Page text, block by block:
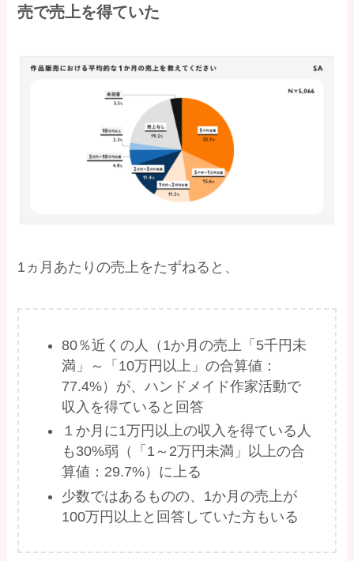
売で売上を得ていた
1ヵ月あたりの売上をたずねると、
80％近くの人（1か月の売上「5千円未
満」～「10万円以上」の合算値：
77.4%）が、ハンドメイド作家活動で
収入を得ていると回答
１か月に1万円以上の収入を得ている人
も30%弱（「1～2万円未満」以上の合
算値：29.7%）に上る
少数ではあるものの、1か月の売上が
100万円以上と回答していた方もいる